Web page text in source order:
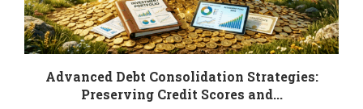
Advanced Debt Consolidation Strategies:
Preserving Credit Scores and...